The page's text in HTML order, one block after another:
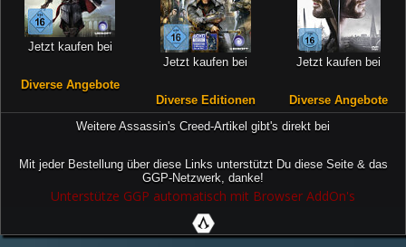
Jetzt kaufen bei
Diverse Angebote
Jetzt kaufen bei
Diverse Editionen
Jetzt kaufen bei
Diverse Angebote
Weitere Assassin's Creed-Artikel gibt's direkt bei
Mit jeder Bestellung über diese Links unterstützt Du diese Seite & das
GGP-Netzwerk, danke!
Unterstütze GGP automatisch mit Browser AddOn's